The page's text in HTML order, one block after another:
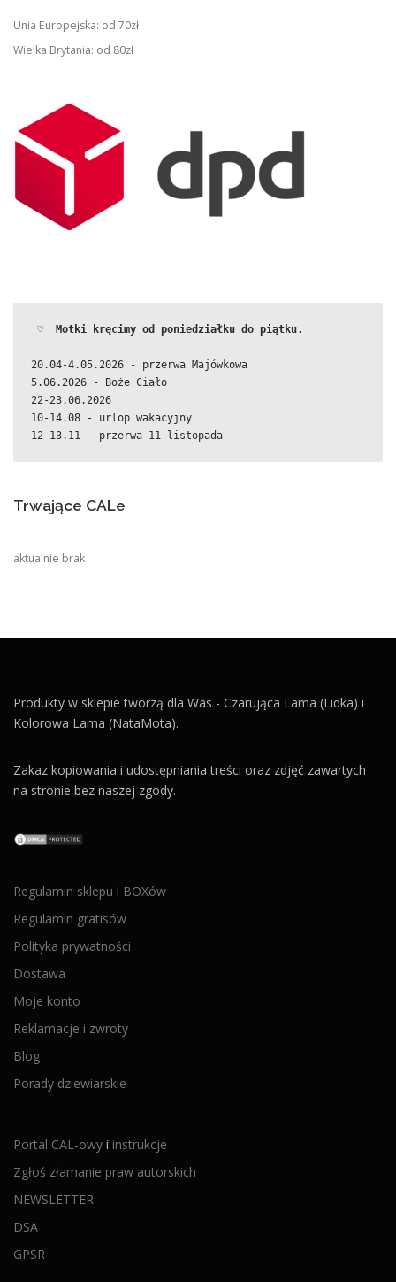
Unia Europejska: od 70zł
Wielka Brytania: od 80zł
♡ Motki kręcimy od poniedziałku do piątku.
20.04-4.05.2026 - przerwa Majówkowa
5.06.2026 - Boże Ciało
22-23.06.2026
10-14.08 - urlop wakacyjny
12-13.11 - przerwa 11 listopada
Trwające CALe
aktualnie brak
Produkty w sklepie tworzą dla Was - Czarująca Lama (Lidka) i
Kolorowa Lama (NataMota).
Zakaz kopiowania i udostępniania treści oraz zdjęć zawartych
na stronie bez naszej zgody.
Regulamin sklepu i BOXów
Regulamin gratisów
Polityka prywatności
Dostawa
Moje konto
Reklamacje i zwroty
Blog
Porady dziewiarskie
Portal CAL-owy i instrukcje
Zgłoś złamanie praw autorskich
NEWSLETTER
DSA
GPSR